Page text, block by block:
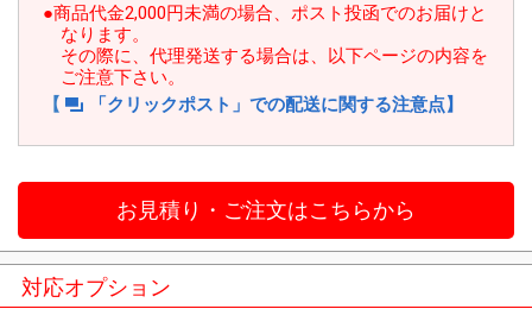
●商品代金2,000円未満の場合、ポスト投函でのお届けと
なります。
その際に、代理発送する場合は、以下ページの内容を
ご注意下さい。
【
「クリックポスト」での配送に関する注意点】
お見積り・ご注文はこちらから
対応オプション